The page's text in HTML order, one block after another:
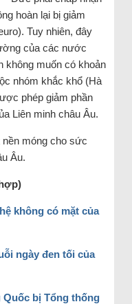
hoàn lại bị giảm
Tuy nhiên, đây
của các nước
không muốn có khoản
nhóm khắc khổ (Hà
phép giảm phần
Liên minh châu Âu.
móng cho sức
Âu.
không có mặt của
ngày đen tối của
Quốc bị Tổng thống